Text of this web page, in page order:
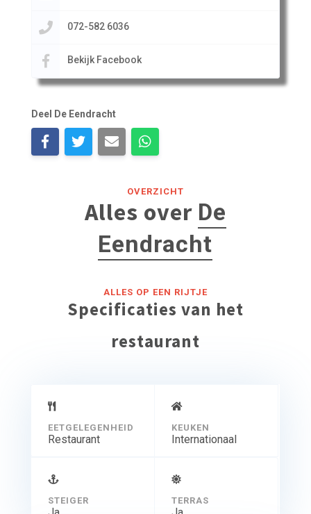
072-582 6036
Bekijk Facebook
Deel De Eendracht
OVERZICHT
Alles over De
Eendracht
ALLES OP EEN RIJTJE
Specificaties van het
restaurant
EETGELEGENHEID
Restaurant
KEUKEN
Internationaal
STEIGER TERRAS